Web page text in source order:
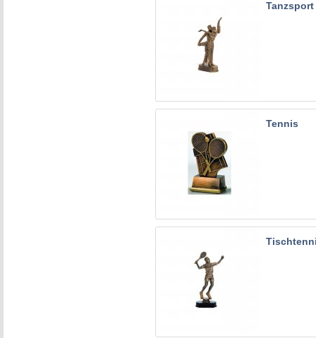
Tanzsport
Tennis